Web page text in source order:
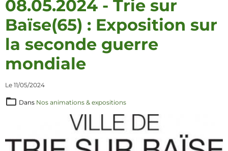
08.05.2024 - Trie sur
Baïse(65) : Exposition sur
la seconde guerre
mondiale
Le 11/05/2024
Dans Nos animations & expositions